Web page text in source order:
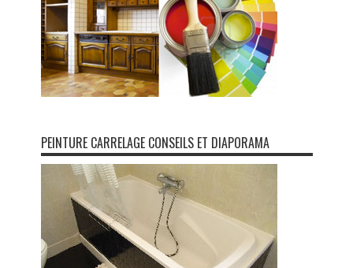
PEINTURE CARRELAGE CONSEILS ET DIAPORAMA